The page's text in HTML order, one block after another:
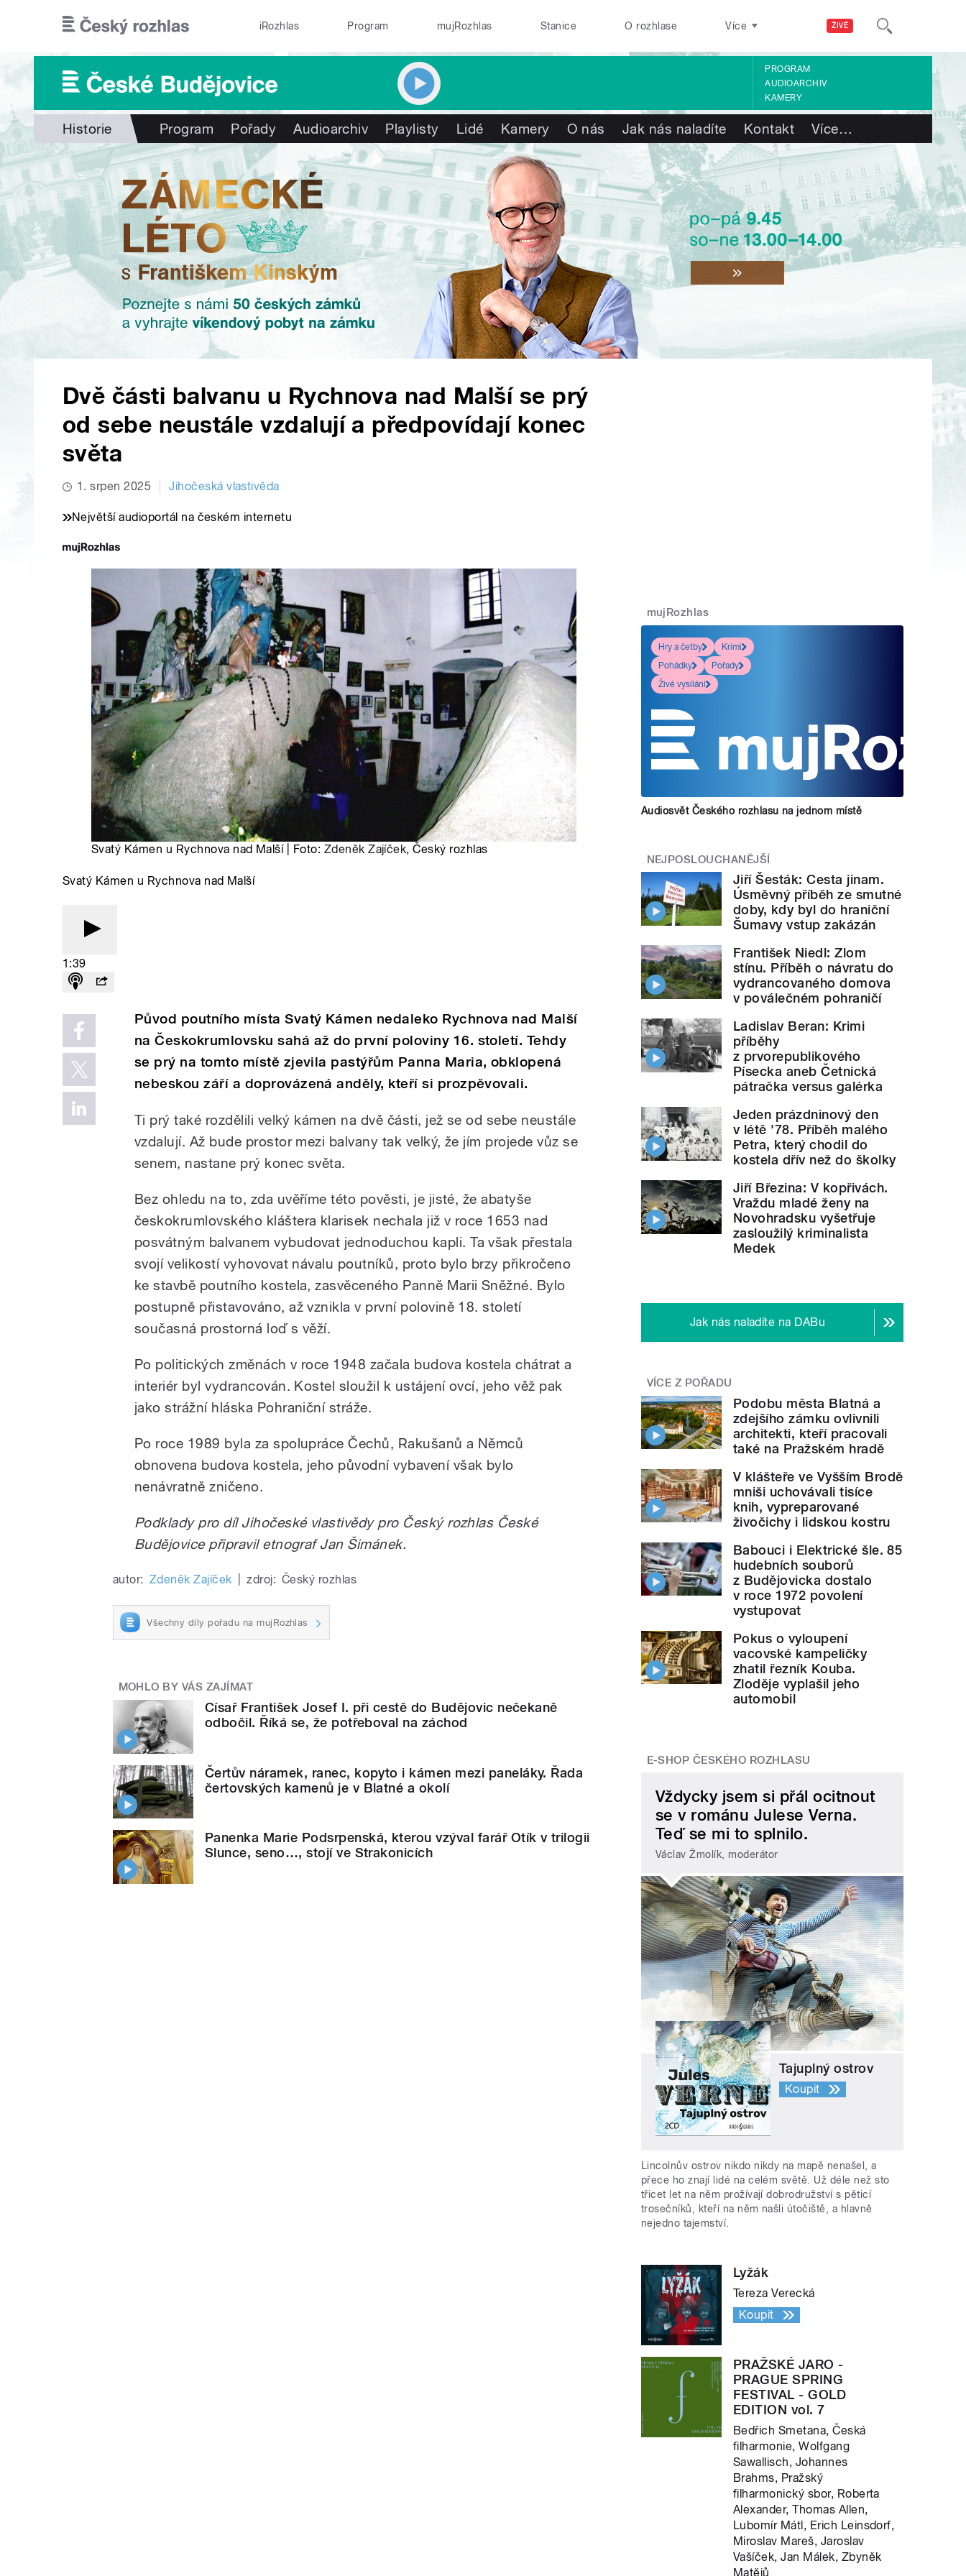
ŽIVĚ
iRozhlas Program mujRozhlas Stanice O rozhlase Více
PROGRAM
AUDIOARCHIV
KAMERY
Historie Program Pořady Audioarchiv Playlisty Lidé Kamery O nás Jak nás naladíte Kontakt Více…
Dvě části balvanu u Rychnova nad Malší se prý
od sebe neustále vzdalují a předpovídají konec
světa
1. srpen 2025 Jihočeská vlastivěda
Největší audioportál na českém internetu
Svatý Kámen u Rychnova nad Malší | Foto: Zdeněk Zajíček, Český rozhlas
Svatý Kámen u Rychnova nad Malší
1:39
Původ poutního místa Svatý Kámen nedaleko Rychnova nad Malší
na Českokrumlovsku sahá až do první poloviny 16. století. Tehdy
se prý na tomto místě zjevila pastýřům Panna Maria, obklopená
nebeskou září a doprovázená anděly, kteří si prozpěvovali.
Ti prý také rozdělili velký kámen na dvě části, jež se od sebe neustále
vzdalují. Až bude prostor mezi balvany tak velký, že jím projede vůz se
senem, nastane prý konec světa.
Bez ohledu na to, zda uvěříme této pověsti, je jisté, že abatyše
českokrumlovského kláštera klarisek nechala již v roce 1653 nad
posvátným balvanem vybudovat jednoduchou kapli. Ta však přestala
svojí velikostí vyhovovat návalu poutníků, proto bylo brzy přikročeno
ke stavbě poutního kostela, zasvěceného Panně Marii Sněžné. Bylo
postupně přistavováno, až vznikla v první polovině 18. století
současná prostorná loď s věží.
Po politických změnách v roce 1948 začala budova kostela chátrat a
interiér byl vydrancován. Kostel sloužil k ustájení ovcí, jeho věž pak
jako strážní hláska Pohraniční stráže.
Po roce 1989 byla za spolupráce Čechů, Rakušanů a Němců
obnovena budova kostela, jeho původní vybavení však bylo
nenávratně zničeno.
Podklady pro díl Jihočeské vlastivědy pro Český rozhlas České
Budějovice připravil etnograf Jan Šimánek.
autor: Zdeněk Zajíček zdroj: Český rozhlas
Všechny díly pořadu na mujRozhlas
MOHLO BY VÁS ZAJÍMAT
Císař František Josef I. při cestě do Budějovic nečekaně
odbočil. Říká se, že potřeboval na záchod
Čertův náramek, ranec, kopyto i kámen mezi paneláky. Řada
čertovských kamenů je v Blatné a okolí
Panenka Marie Podsrpenská, kterou vzýval farář Otík v trilogii
Slunce, seno…, stojí ve Strakonicích
mujRozhlas
Hry a četby
Krimi
Pohádky
Pořady
Živé vysílání
Audiosvět Českého rozhlasu na jednom místě
NEJPOSLOUCHANĚJŠÍ
Jiří Šesták: Cesta jinam.
Úsměvný příběh ze smutné
doby, kdy byl do hraniční
Šumavy vstup zakázán
František Niedl: Zlom
stínu. Příběh o návratu do
vydrancovaného domova
v poválečném pohraničí
Ladislav Beran: Krimi
příběhy
z prvorepublikového
Písecka aneb Četnická
pátračka versus galérka
Jeden prázdninový den
v létě '78. Příběh malého
Petra, který chodil do
kostela dřív než do školky
Jiří Březina: V kopřivách.
Vraždu mladé ženy na
Novohradsku vyšetřuje
zasloužilý kriminalista
Medek
Jak nás naladíte na DABu
VÍCE Z POŘADU
Podobu města Blatná a
zdejšího zámku ovlivnili
architekti, kteří pracovali
také na Pražském hradě
V klášteře ve Vyšším Brodě
mniši uchovávali tisíce
knih, vypreparované
živočichy i lidskou kostru
Babouci i Elektrické šle. 85
hudebních souborů
z Budějovicka dostalo
v roce 1972 povolení
vystupovat
Pokus o vyloupení
vacovské kampeličky
zhatil řezník Kouba.
Zloděje vyplašil jeho
automobil
E-SHOP ČESKÉHO ROZHLASU
Vždycky jsem si přál ocitnout
se v románu Julese Verna.
Teď se mi to splnilo.
Václav Žmolík, moderátor
Tajuplný ostrov
Koupit
Lincolnův ostrov nikdo nikdy na mapě nenašel, a
přece ho znají lidé na celém světě. Už déle než sto
třicet let na něm prožívají dobrodružství s pěticí
trosečníků, kteří na něm našli útočiště, a hlavně
nejedno tajemství.
Lyžák
Tereza Verecká
Koupit
PRAŽSKÉ JARO -
PRAGUE SPRING
FESTIVAL - GOLD
EDITION vol. 7
Bedřich Smetana, Česká
filharmonie, Wolfgang
Sawallisch, Johannes
Brahms, Pražský
filharmonický sbor, Roberta
Alexander, Thomas Allen,
Lubomír Mátl, Erich Leinsdorf,
Miroslav Mareš, Jaroslav
Vašíček, Jan Málek, Zbyněk
Matějů